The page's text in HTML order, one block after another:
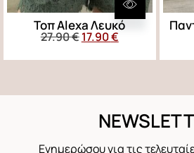
Τοπ Alexa Λευκό
27.90€17.90€
Ενημερώσου για τις